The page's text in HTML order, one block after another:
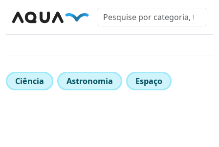
Ciência Astronomia Espaço